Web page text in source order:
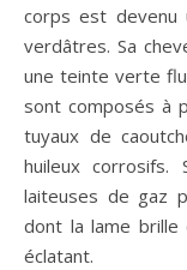
corps est
verdâtres. Sa
une teinte verte
sont composés à
tuyaux de
huileux
laiteuses de gaz
dont la lame brille
éclatant.